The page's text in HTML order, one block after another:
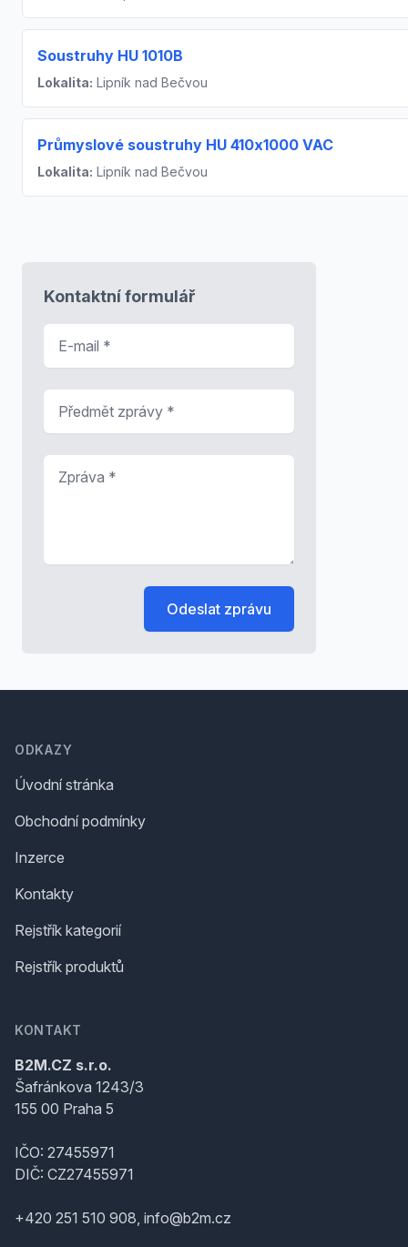
Soustruhy HU 1010B
Lokalita: Lipník nad Bečvou
Průmyslové soustruhy HU 410x1000 VAC
Lokalita: Lipník nad Bečvou
Kontaktní formulář
Odeslat zprávu
ODKAZY
Úvodní stránka
Obchodní podmínky
Inzerce
Kontakty
Rejstřík kategorií
Rejstřík produktů
KONTAKT
B2M.CZ s.r.o.
Šafránkova 1243/3
155 00 Praha 5
IČO: 27455971
DIČ: CZ27455971
+420 251 510 908, info@b2m.cz